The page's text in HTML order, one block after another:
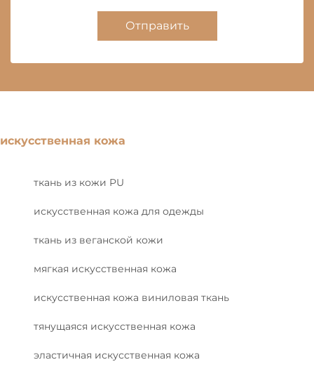
Отправить
искусственная кожа
ткань из кожи PU
искусственная кожа для одежды
ткань из веганской кожи
мягкая искусственная кожа
искусственная кожа виниловая ткань
тянущаяся искусственная кожа
эластичная искусственная кожа